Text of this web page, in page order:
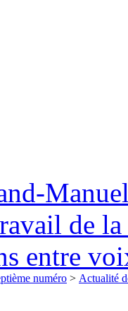
de la
entre
numéro > Actualité